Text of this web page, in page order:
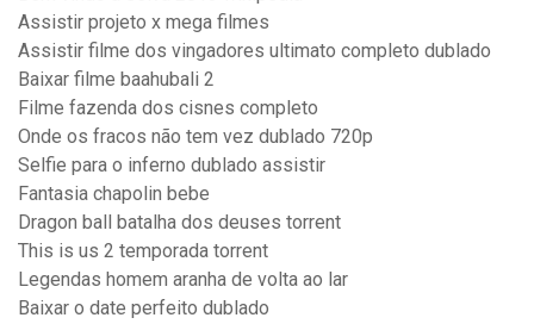
Assistir projeto x mega filmes
Assistir filme dos vingadores ultimato completo dublado
Baixar filme baahubali 2
Filme fazenda dos cisnes completo
Onde os fracos não tem vez dublado 720p
Selfie para o inferno dublado assistir
Fantasia chapolin bebe
Dragon ball batalha dos deuses torrent
This is us 2 temporada torrent
Legendas homem aranha de volta ao lar
Baixar o date perfeito dublado